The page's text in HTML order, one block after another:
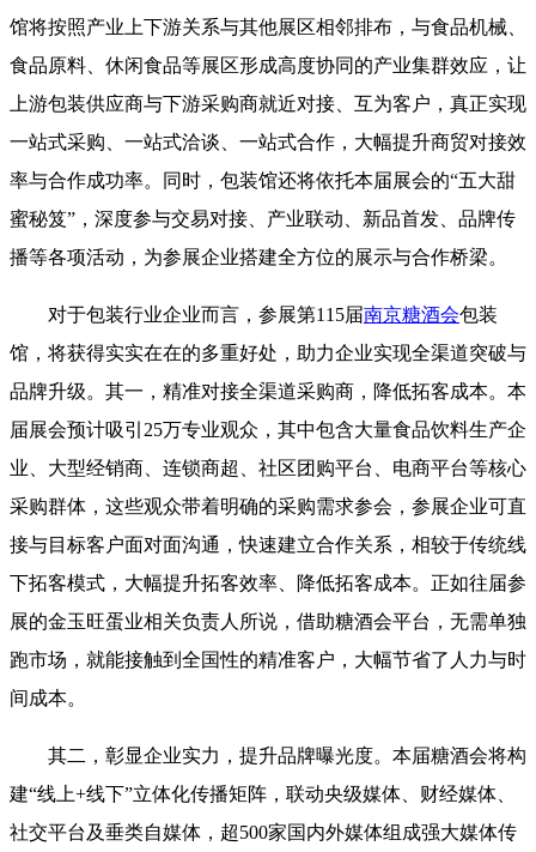
馆将按照产业上下游关系与其他展区相邻排布，与食品机械、
食品原料、休闲食品等展区形成高度协同的产业集群效应，让
上游包装供应商与下游采购商就近对接、互为客户，真正实现
一站式采购、一站式洽谈、一站式合作，大幅提升商贸对接效
率与合作成功率。同时，包装馆还将依托本届展会的“五大甜
蜜秘笈”，深度参与交易对接、产业联动、新品首发、品牌传
播等各项活动，为参展企业搭建全方位的展示与合作桥梁。
对于包装行业企业而言，参展第115届南京糖酒会包装
馆，将获得实实在在的多重好处，助力企业实现全渠道突破与
品牌升级。其一，精准对接全渠道采购商，降低拓客成本。本
届展会预计吸引25万专业观众，其中包含大量食品饮料生产企
业、大型经销商、连锁商超、社区团购平台、电商平台等核心
采购群体，这些观众带着明确的采购需求参会，参展企业可直
接与目标客户面对面沟通，快速建立合作关系，相较于传统线
下拓客模式，大幅提升拓客效率、降低拓客成本。正如往届参
展的金玉旺蛋业相关负责人所说，借助糖酒会平台，无需单独
跑市场，就能接触到全国性的精准客户，大幅节省了人力与时
间成本。
其二，彰显企业实力，提升品牌曝光度。本届糖酒会将构
建“线上+线下”立体化传播矩阵，联动央级媒体、财经媒体、
社交平台及垂类自媒体，超500家国内外媒体组成强大媒体传